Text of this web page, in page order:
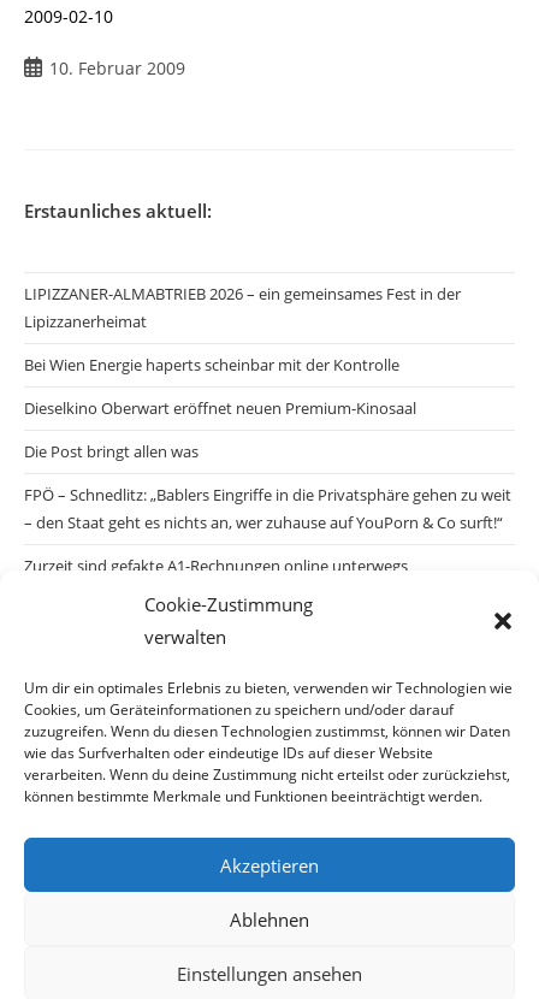
Cookie-Zustimmung
verwalten
Um dir ein optimales Erlebnis zu bieten, verwenden wir Technologien wie
Cookies, um Geräteinformationen zu speichern und/oder darauf
zuzugreifen. Wenn du diesen Technologien zustimmst, können wir Daten
wie das Surfverhalten oder eindeutige IDs auf dieser Website
verarbeiten. Wenn du deine Zustimmung nicht erteilst oder zurückziehst,
können bestimmte Merkmale und Funktionen beeinträchtigt werden.
Akzeptieren
Ablehnen
Einstellungen ansehen
2009-02-10
Beitrag10. Februar 2009
Erstaunliches aktuell:
LIPIZZANER-ALMABTRIEB 2026 – ein gemeinsames Fest in der
Lipizzanerheimat
Bei Wien Energie haperts scheinbar mit der Kontrolle
Dieselkino Oberwart eröffnet neuen Premium-Kinosaal
Die Post bringt allen was
FPÖ – Schnedlitz: „Bablers Eingriffe in die Privatsphäre gehen zu weit
– den Staat geht es nichts an, wer zuhause auf YouPorn & Co surft!“
Zurzeit sind gefakte A1-Rechnungen online unterwegs
Salzburgs Juden und ihre Sicherheit: „Erst nach einem Anschlag wäre
die Gefahr endlich konkret!“
Biologisches Wunder in Ceuta
Ein vermeintliches Abschiebemärchen
Archiv